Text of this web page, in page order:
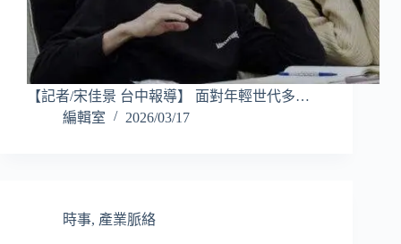
【記者/宋佳景 台中報導】 面對年輕世代多…
編輯室
2026/03/17
時事, 產業脈絡